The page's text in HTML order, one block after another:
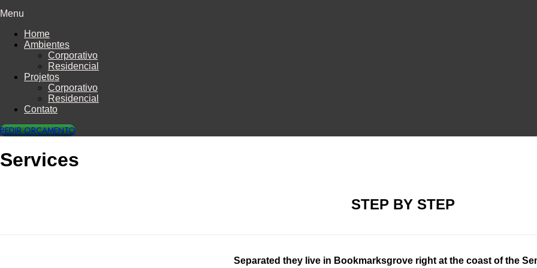
Menu
Home
Ambientes
Corporativo
Residencial
Projetos
Corporativo
Residencial
Contato
PEDIR ORÇAMENTO
Services
STEP BY STEP
Separated they live in Bookmarksgrove right at the coast of the